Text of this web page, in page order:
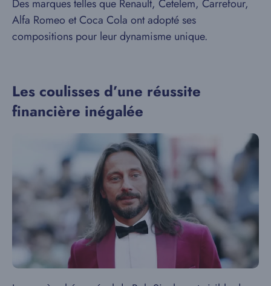
Des marques telles que Renault, Cetelem, Carrefour,
Alfa Romeo et Coca Cola ont adopté ses
compositions pour leur dynamisme unique.
Les coulisses d’une réussite
financière inégalée